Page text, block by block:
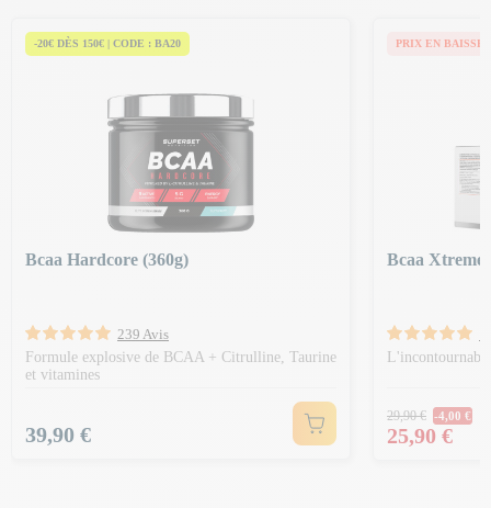
-20€ DÈS 150€ | CODE : BA20
Bcaa Hardcore (360g)
239 Avis
Formule explosive de BCAA + Citrulline, Taurine
et vitamines
Prix
39,90 €
PRIX EN BAISSE
Bcaa Xtreme
Prix
29,90 € -4,00 €
Prix
25,90 €